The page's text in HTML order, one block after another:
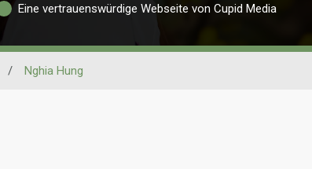
Eine vertrauenswürdige Webseite von Cupid Media
/ Nghia Hung